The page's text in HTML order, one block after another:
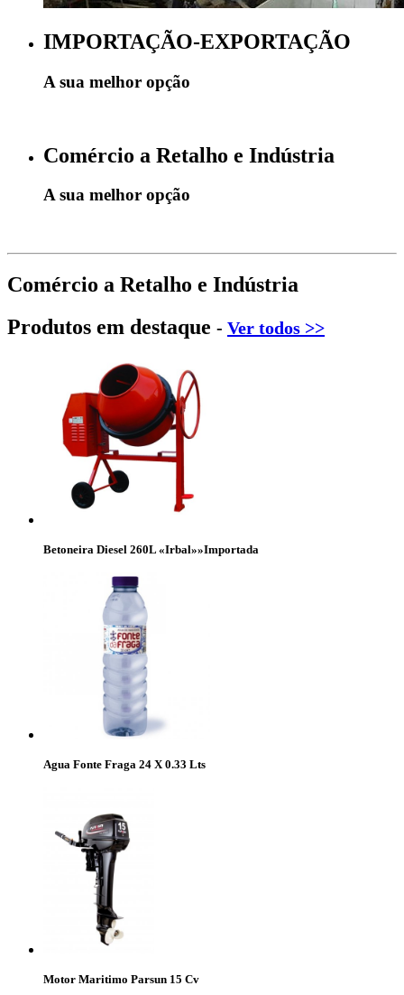
IMPORTAÇÃO-EXPORTAÇÃO
A sua melhor opção
Comércio a Retalho e Indústria
A sua melhor opção
Comércio a Retalho e Indústria
Produtos em destaque - Ver todos >>
Betoneira Diesel 260L «Irbal»»Importada
Agua Fonte Fraga 24 X 0.33 Lts
Motor Maritimo Parsun 15 Cv